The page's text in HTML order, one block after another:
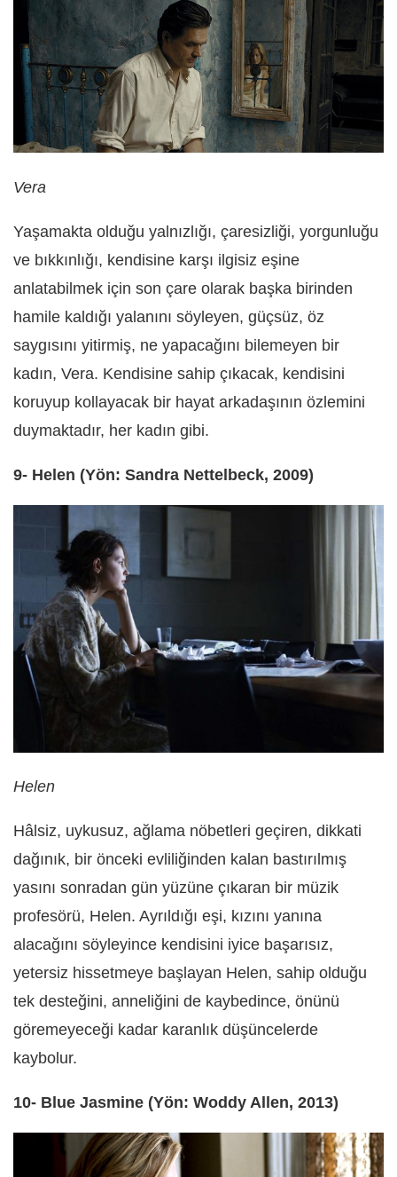
Vera
Yaşamakta olduğu yalnızlığı, çaresizliği, yorgunluğu
ve bıkkınlığı, kendisine karşı ilgisiz eşine
anlatabilmek için son çare olarak başka birinden
hamile kaldığı yalanını söyleyen, güçsüz, öz
saygısını yitirmiş, ne yapacağını bilemeyen bir
kadın, Vera. Kendisine sahip çıkacak, kendisini
koruyup kollayacak bir hayat arkadaşının özlemini
duymaktadır, her kadın gibi.
9- Helen (Yön: Sandra Nettelbeck, 2009)
Helen
Hâlsiz, uykusuz, ağlama nöbetleri geçiren, dikkati
dağınık, bir önceki evliliğinden kalan bastırılmış
yasını sonradan gün yüzüne çıkaran bir müzik
profesörü, Helen. Ayrıldığı eşi, kızını yanına
alacağını söyleyince kendisini iyice başarısız,
yetersiz hissetmeye başlayan Helen, sahip olduğu
tek desteğini, anneliğini de kaybedince, önünü
göremeyeceği kadar karanlık düşüncelerde
kaybolur.
10- Blue Jasmine (Yön: Woddy Allen, 2013)